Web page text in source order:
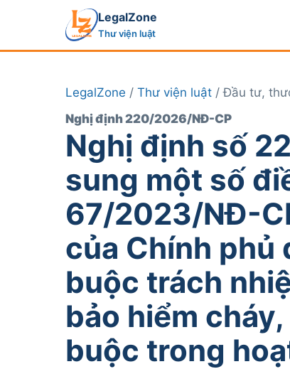
LegalZone
Thư viện luật
LegalZone / Thư viện luật / Đầu tư,
Nghị định 220/2026/NĐ-CP
Nghị định số
sung một số
67/2023/NĐ-
của Chính phủ
buộc trách
bảo hiểm
buộc trong